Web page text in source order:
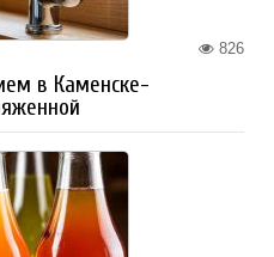
826
в Каменске-